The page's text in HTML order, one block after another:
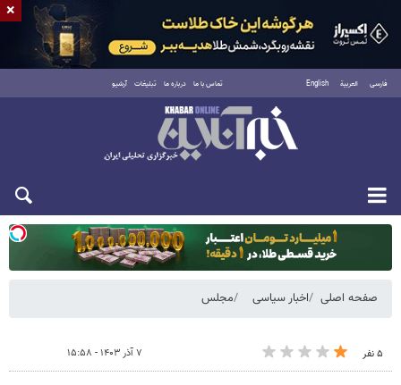
فارسی العربية English تماس با ما درباره ما تبلیغات آرشیو
یکشنبه ۱۸ مرداد ۱۴۰۵
صفحه اصلی اخبار سیاسی مجلس
۵ نفر ۷ آذر ۱۴۰۳ - ۱۵:۵۸
×